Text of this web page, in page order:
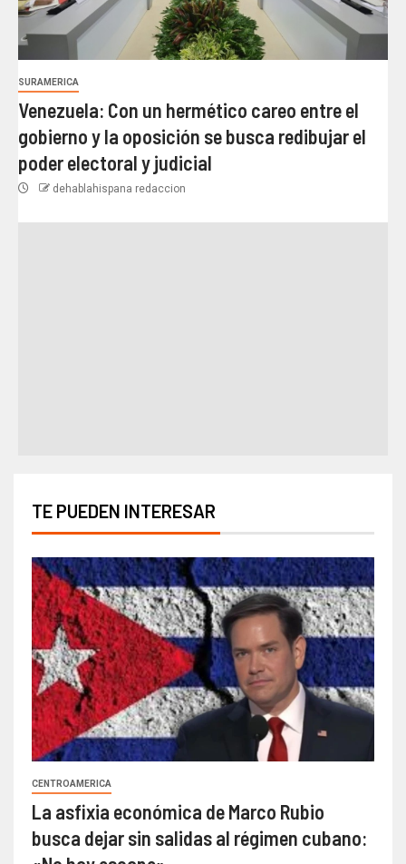
SURAMERICA
Venezuela: Con un hermético careo entre el
gobierno y la oposición se busca redibujar el
poder electoral y judicial
dehablahispana redaccion
TE PUEDEN INTERESAR
CENTROAMERICA
La asfixia económica de Marco Rubio
busca dejar sin salidas al régimen cubano: